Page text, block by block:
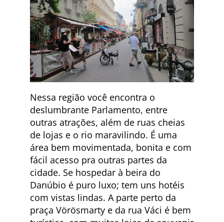
Nessa região você encontra o
deslumbrante Parlamento, entre
outras atrações, além de ruas cheias
de lojas e o rio maravilindo. É uma
área bem movimentada, bonita e com
fácil acesso pra outras partes da
cidade. Se hospedar à beira do
Danúbio é puro luxo; tem uns hotéis
com vistas lindas. A parte perto da
praça Vörösmarty e da rua Váci é bem